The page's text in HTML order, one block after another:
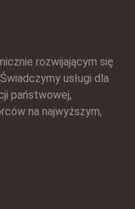
rozwijającym się
usługi dla
państwowej,
na najwyższym,